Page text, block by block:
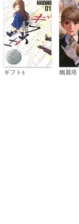
ギフト± 幽麗塔